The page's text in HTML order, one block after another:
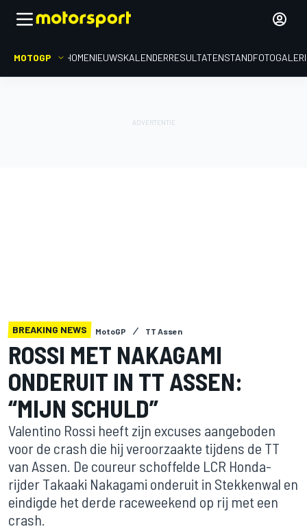
MOTOGP HOMENIEUWSKALENDERRESULTATENSTAND
BREAKING NEWS MotoGP TT Assen
ROSSI MET NAKAGAMI
ONDERUIT IN TT ASSEN:
“MIJN SCHULD”
Valentino Rossi heeft zijn excuses aangeboden
voor de crash die hij veroorzaakte tijdens de TT
van Assen. De coureur schoffelde LCR Honda-
rijder Takaaki Nakagami onderuit in Stekkenwal en
eindigde het derde raceweekend op rij met een
crash.